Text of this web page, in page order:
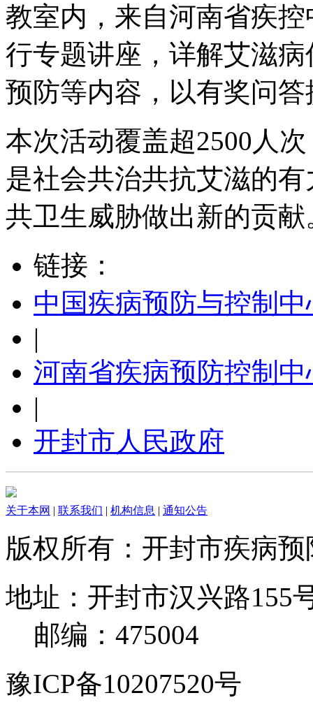
教室内，来自河南省疾
行专题讲座，详解艾滋
预防等内容，以有奖问
本次活动覆盖超2500人
是社会共治共抗艾滋的
共卫生威胁做出新的贡献
链接：
中国疾病预防与控制中
|
河南省疾病预防控制中
|
开封市人民政府
关于本网 | 联系我们 | 机构信息 | 通知公告
版权所有：开封市疾病
地址：开封市汉兴路
邮编：475004
豫ICP备10207520号